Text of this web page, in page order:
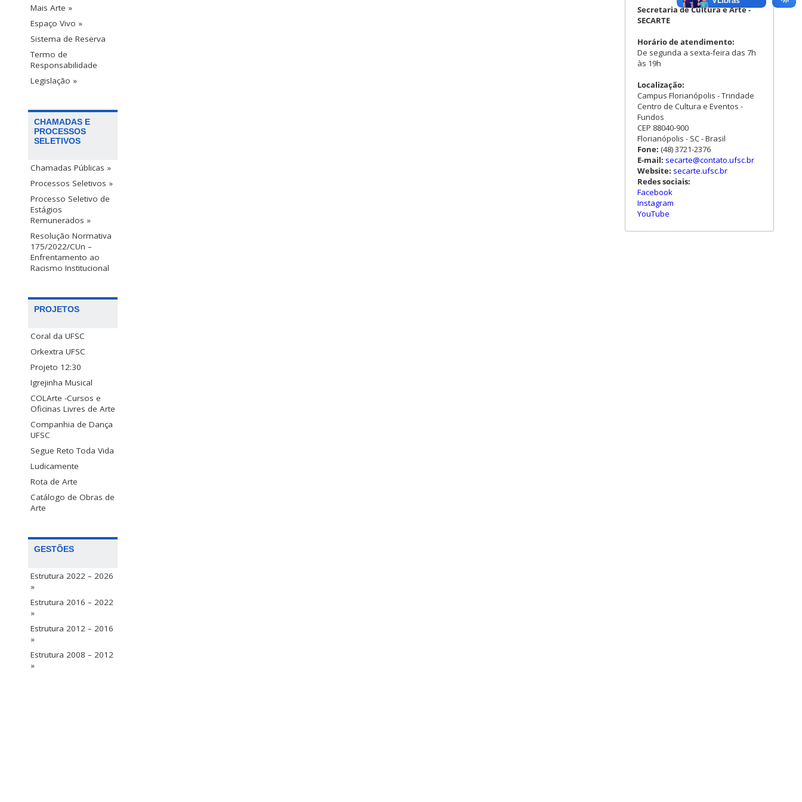
Mais Arte »
Espaço Vivo »
Sistema de Reserva
Termo de
Responsabilidade
Legislação »
CHAMADAS E
PROCESSOS
SELETIVOS
Chamadas Públicas »
Processos Seletivos »
Processo Seletivo de
Estágios
Remunerados »
Resolução Normativa
175/2022/CUn –
Enfrentamento ao
Racismo Institucional
PROJETOS
Coral da UFSC
Orkextra UFSC
Projeto 12:30
Igrejinha Musical
COLArte -Cursos e
Oficinas Livres de Arte
Companhia de Dança
UFSC
Segue Reto Toda Vida
Ludicamente
Rota de Arte
Catálogo de Obras de
Arte
GESTÕES
Estrutura 2022 – 2026
»
Estrutura 2016 – 2022
»
Estrutura 2012 – 2016
»
Estrutura 2008 – 2012
»
Secretaria de Cultura e Arte -
SECARTE
Horário de atendimento:
De segunda a sexta-feira das 7h
às 19h
Localização:
Campus Florianópolis - Trindade
Centro de Cultura e Eventos -
Fundos
CEP 88040-900
Florianópolis - SC - Brasil
Fone: (48) 3721-2376
E-mail: secarte@contato.ufsc.br
Website: secarte.ufsc.br
Redes sociais:
Facebook
Instagram
YouTube